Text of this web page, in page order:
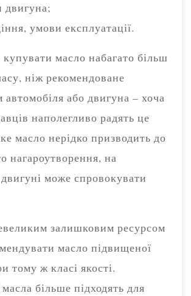
двигуна;
умови експлуатації.
масло набагато більш
ніж рекомендоване
або двигуна – хоча
наполегливо радять це
масло нерідко призводить до
нагароутворення, на
може спровокувати
залишковим ресурсом
масло підвищеної
тому ж класі якості.
більше підходять для